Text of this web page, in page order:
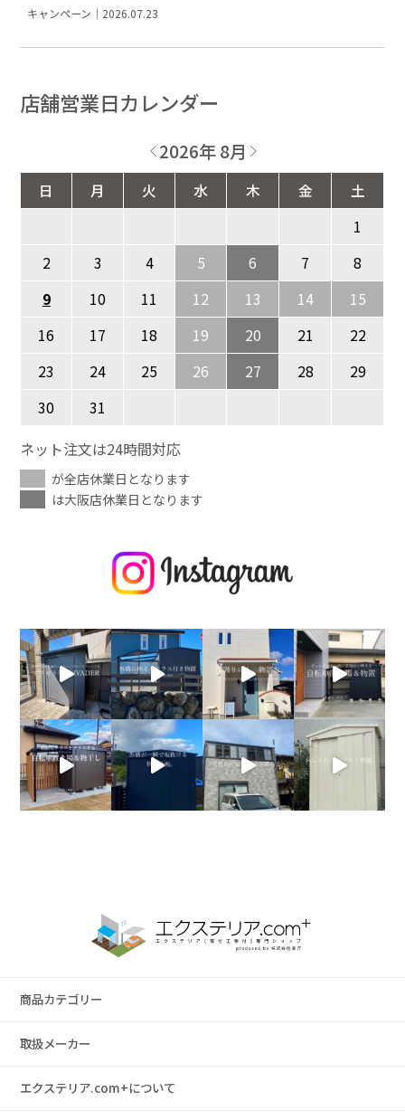
キャンペーン｜2026.07.23
店舗営業日カレンダー
2026年 8月
日 月 火 水 木 金
土
1
2
3 4 5 6 7
8
9
10 11 12 13 14
15
16
17 18 19 20 21
22
23
24 25 26 27 28
29
30
31
ネット注文は24時間対応
が全店休業日となります
は大阪店休業日となります
商品カテゴリー
取扱メーカー
エクステリア.com+について